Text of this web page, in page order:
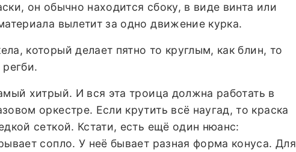
он обычно находится сбоку, в виде винта или
вылетит за одно движение курка.
который делает пятно то круглым, как блин, то
хитрый. И вся эта троица должна работать в
оркестре. Если крутить всё наугад, то краска
сеткой. Кстати, есть ещё один нюанс:
сопло. У неё бывает разная форма конуса. Для